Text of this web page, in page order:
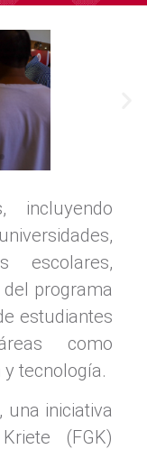
incluyendo
escolares,
programa
estudiantes
como
tecnología.
una iniciativa
(FGK)